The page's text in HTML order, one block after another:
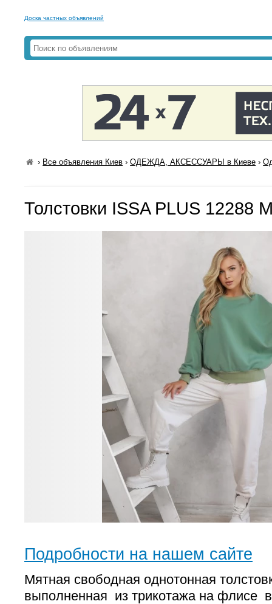
Доска частных объявлений
› Все объявления Киев ›ОДЕЖДА, АКСЕССУАРЫ в Киеве ›
Толстовки ISSA PLUS 12288
Подробности на нашем сайте
Мятная свободная однотонная
выполненная из трикотажа на флисе в